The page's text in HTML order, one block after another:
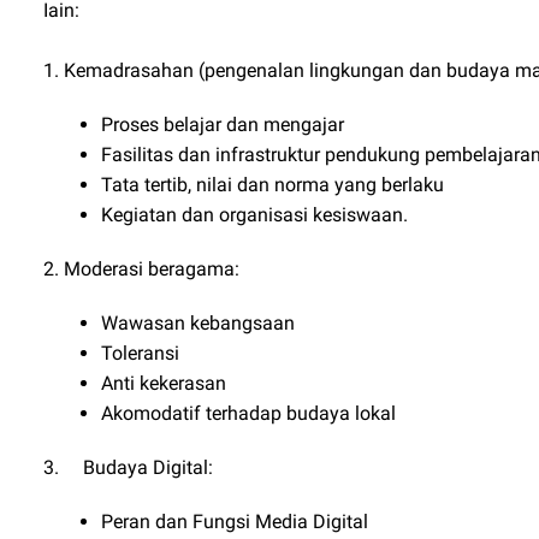
Iain:
1. Kemadrasahan (pengenalan lingkungan dan budaya
Proses belajar dan mengajar
Fasilitas dan infrastruktur pendukung pembelajaran
Tata tertib, nilai dan norma yang berlaku
Kegiatan dan organisasi kesiswaan.
2. Moderasi beragama:
Wawasan kebangsaan
Toleransi
Anti kekerasan
Akomodatif terhadap budaya lokal
3. Budaya Digital:
Peran dan Fungsi Media Digital